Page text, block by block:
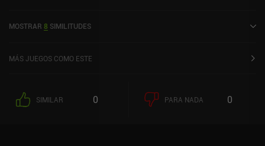
trampa. Con un fuerte enfoque en la interacción táctil, cada
curiosos artilugios tridimensionales para desbloquear secretos y
animaciones de primera categoría. A medida que avanzamos por
los cinco capítulos del juego, nos encontramos con diseños de
MOSTRAR 8 SIMILITUDES
MÁS JUEGOS COMO ESTE
SIMILAR 0 PARA NADA 0